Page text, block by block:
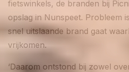
fietswinkels, de branden bij
opslag in Nunspeet. Probleem
snel uitslaande brand gaat
vrijkomen.
‘Daarom ontstond bij zowel